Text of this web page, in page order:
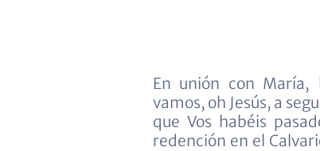
En unión con María,
vamos, oh Jesús, a
que Vos habéis
redención en el
los principales
nuestros corazones
pecados y de gratitud